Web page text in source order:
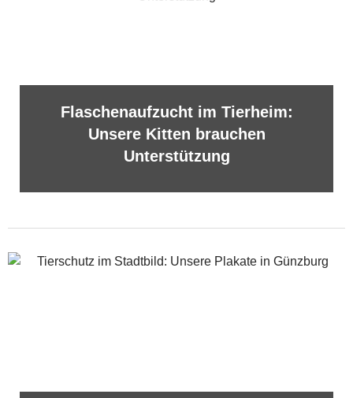
Flaschenaufzucht im Tierheim:
Unsere Kitten brauchen
Unterstützung